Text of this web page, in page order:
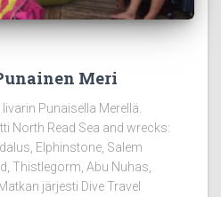
Meri
Punaisella Merellä.
North Read Sea and wrecks:
Elphinstone, Salem
Thistlegorm, Abu Nuhas,
järjesti Dive Travel